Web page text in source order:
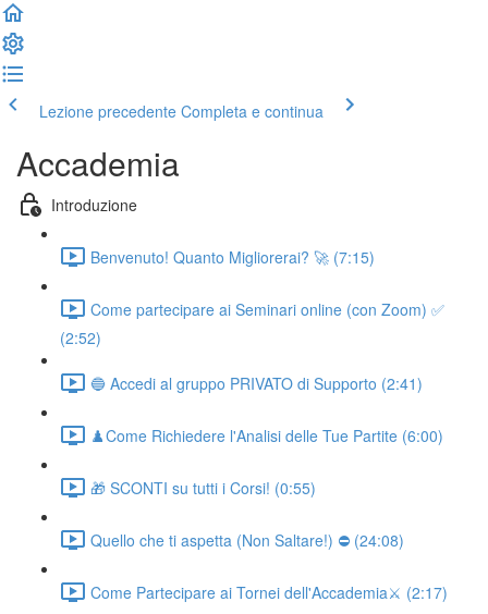
Lezione precedente Completa e continua
Accademia
Introduzione
Benvenuto! Quanto Migliorerai? 🚀 (7:15)
Come partecipare ai Seminari online (con Zoom) ✅
(2:52)
🔵 Accedi al gruppo PRIVATO di Supporto (2:41)
♟️Come Richiedere l'Analisi delle Tue Partite (6:00)
🎁 SCONTI su tutti i Corsi! (0:55)
Quello che ti aspetta (Non Saltare!) ⛔ (24:08)
Come Partecipare ai Tornei dell'Accademia⚔️ (2:17)